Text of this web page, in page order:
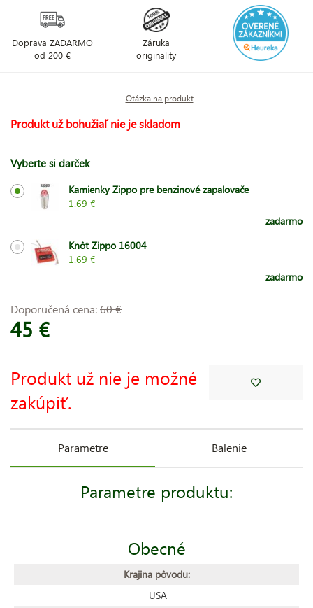
Doprava ZADARMO
od 200 €
Záruka
originality
Otázka na produkt
Produkt už bohužiaľ nie je skladom
Vyberte si darček
Kamienky Zippo pre benzinové zapalovače
1.69 €
zadarmo
Knôt Zippo 16004
1.69 €
zadarmo
Doporučená cena:60 €
45 €
Produkt už nie je možné
zakúpiť.
Parametre Balenie
Parametre produktu:
Obecné
Krajina pôvodu:
USA